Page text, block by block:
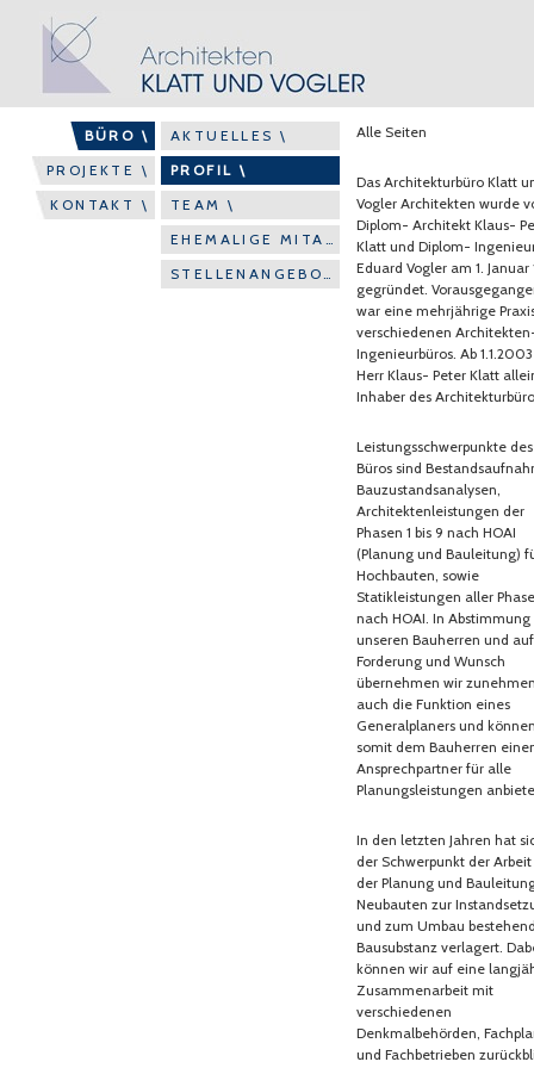
BÜRO \
AKTUELLES \
PROFIL \
TEAM \
EHEMALIGE MITARBEITER \
STELLENANGEBOTE \
PROJEKTE \
KONTAKT \
Alle Seiten
Das Architekturbüro Klatt
Vogler Architekten wurde
Diplom- Architekt Klaus-
Klatt und Diplom-
Eduard Vogler am 1. Januar
gegründet.
war eine mehrjährige
verschiedenen
Ingenieurbüros. Ab
Herr Klaus- Peter Klatt
Inhaber des
Leistungsschwerpunkte des
Büros sind
Bauzustandsanalysen,
Architektenleistungen der
Phasen 1 bis 9 nach HOAI
(Planung und Bauleitung)
Hochbauten, sowie
Statikleistungen aller
nach HOAI. In
unseren Bauherren und auf
Forderung und Wunsch
übernehmen wir
auch die Funktion eines
Generalplaners und
somit dem Bauherren
Ansprechpartner für alle
Planungsleistungen
In den letzten Jahren hat
der Schwerpunkt der
der Planung und
Neubauten zur
und zum Umbau
Bausubstanz verlagert.
können wir auf eine
Zusammenarbeit mit
verschiedenen
Denkmalbehörden,
und Fachbetrieben